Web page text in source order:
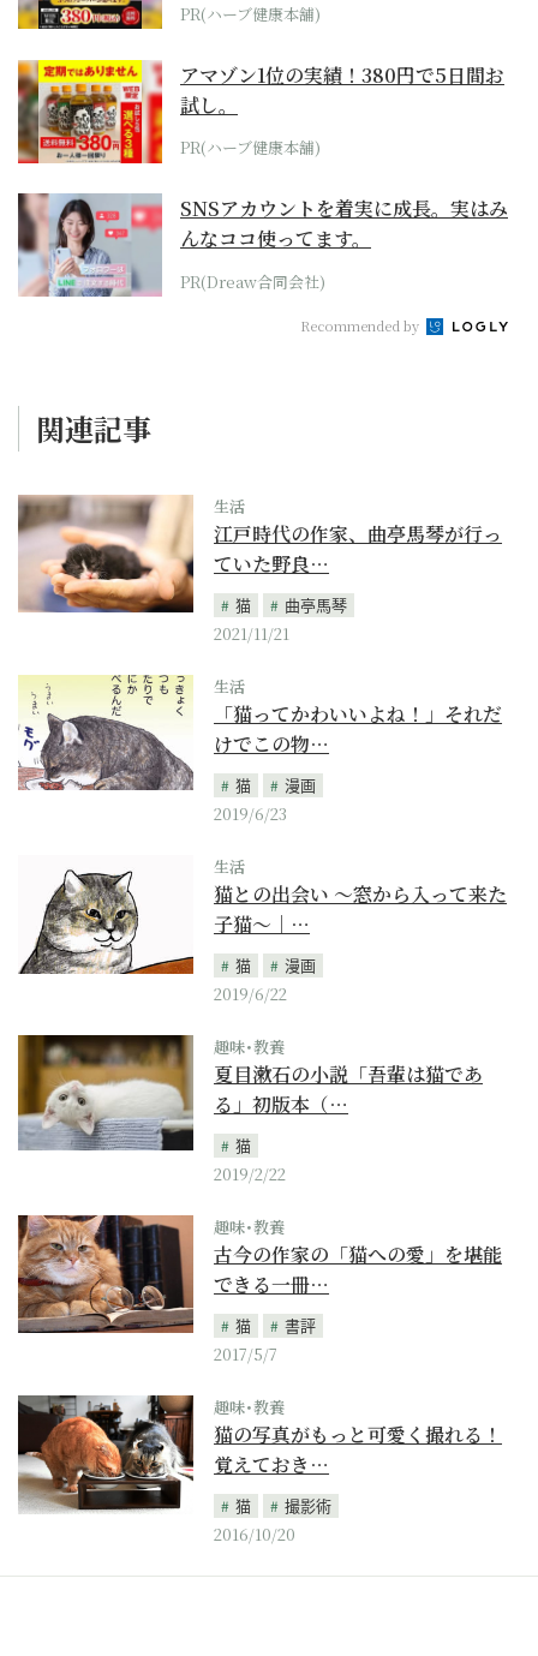
PR(ハーブ健康本舗)
アマゾン1位の実績！380円で5日間お
試し。
PR(ハーブ健康本舗)
SNSアカウントを着実に成長。実はみ
んなココ使ってます。
PR(Dreaw合同会社)
Recommended by
関連記事
生活
江戸時代の作家、曲亭馬琴が行っ
ていた野良…
猫
曲亭馬琴
2021/11/21
生活
「猫ってかわいいよね！」それだ
けでこの物…
猫
漫画
2019/6/23
生活
猫との出会い ～窓から入って来た
子猫～｜…
猫
漫画
2019/6/22
趣味･教養
夏目漱石の小説「吾輩は猫であ
る」初版本（…
猫
2019/2/22
趣味･教養
古今の作家の「猫への愛」を堪能
できる一冊…
猫
書評
2017/5/7
趣味･教養
猫の写真がもっと可愛く撮れる！
覚えておき…
猫
撮影術
2016/10/20